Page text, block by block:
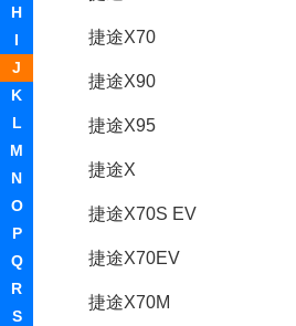
H
I
J
K
L
M
N
O
P
Q
R
S
捷途X70
捷途X90
捷途X95
捷途X
捷途X70S EV
捷途X70EV
捷途X70M